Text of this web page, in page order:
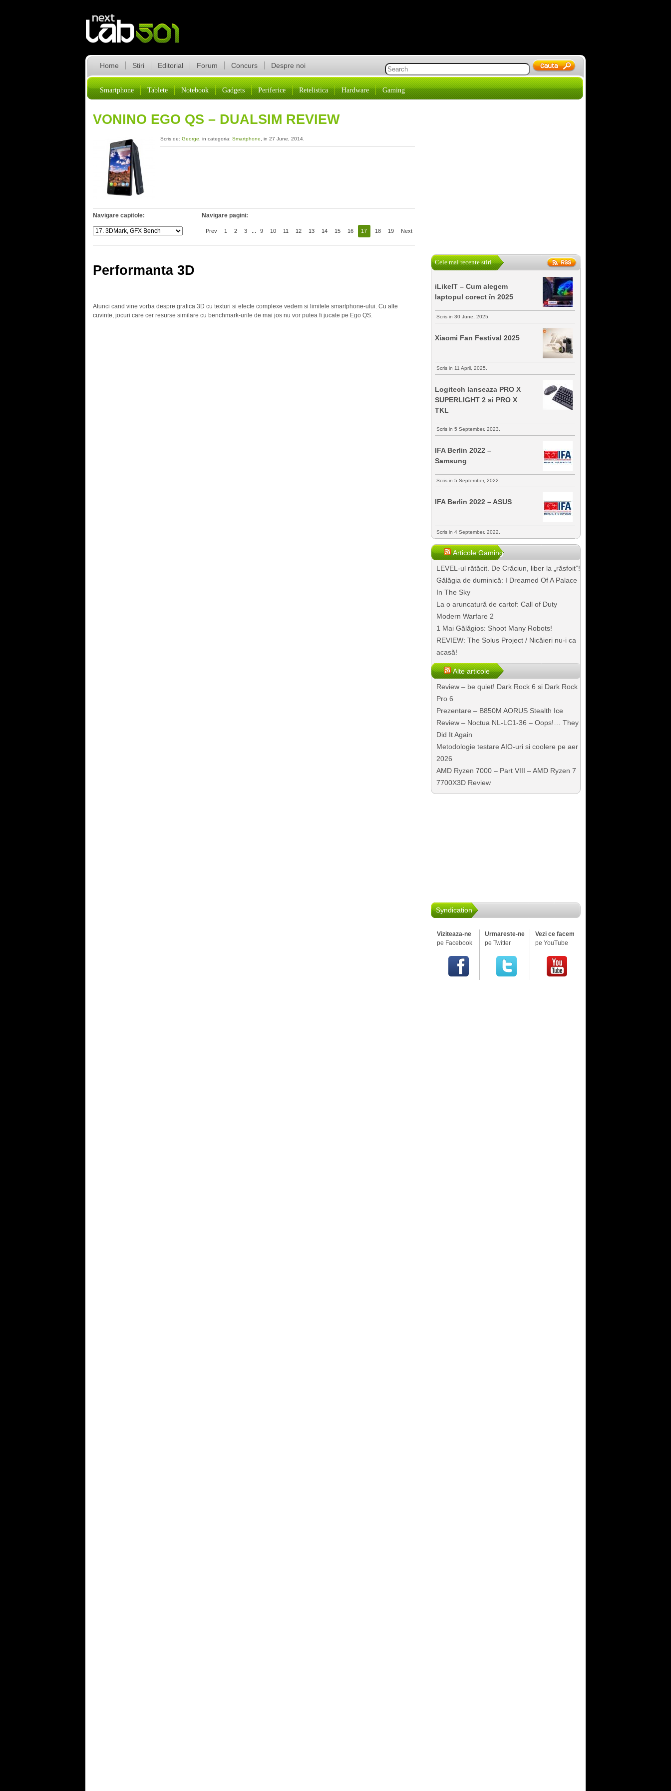
Home Stiri Editorial Forum Concurs Despre noi
Smartphone Tablete Notebook Gadgets Periferice Retelistica Hardware Gaming
VONINO EGO QS – DUALSIM REVIEW
Scris de: George , in categoria: Smartphone , in 27 June, 2014.
Navigare capitole: Navigare pagini:
Prev 1 2 3 9 10 11 12 13 14 15 16 17 18 19 Next
Performanta 3D
Atunci cand vine vorba despre grafica 3D cu texturi si efecte complexe vedem si limitele smartphone-ului. Cu alte
cuvinte, jocuri care cer resurse similare cu benchmark-urile de mai jos nu vor putea fi jucate pe Ego QS.
Cele mai recente stiri
iLikeIT – Cum alegem
laptopul corect în 2025
Scris in 30 June, 2025.
Xiaomi Fan Festival 2025
Scris in 11 April, 2025.
Logitech lanseaza PRO X
SUPERLIGHT 2 si PRO X
TKL
Scris in 5 September, 2023.
IFA Berlin 2022 –
Samsung
Scris in 5 September, 2022.
IFA Berlin 2022 – ASUS
Scris in 4 September, 2022.
Articole Gaming
LEVEL-ul rătăcit. De Crăciun, liber la „răsfoit”!
Gălăgia de duminică: I Dreamed Of A Palace
In The Sky
La o aruncatură de cartof: Call of Duty
Modern Warfare 2
1 Mai Gălăgios: Shoot Many Robots!
REVIEW: The Solus Project / Nicăieri nu-i ca
acasă!
Alte articole
Review – be quiet! Dark Rock 6 si Dark Rock
Pro 6
Prezentare – B850M AORUS Stealth Ice
Review – Noctua NL-LC1-36 – Oops!… They
Did It Again
Metodologie testare AIO-uri si coolere pe aer
2026
AMD Ryzen 7000 – Part VIII – AMD Ryzen 7
7700X3D Review
Syndication
Viziteaza-ne
pe Facebook
Urmareste-ne
pe Twitter
Vezi ce facem
pe YouTube